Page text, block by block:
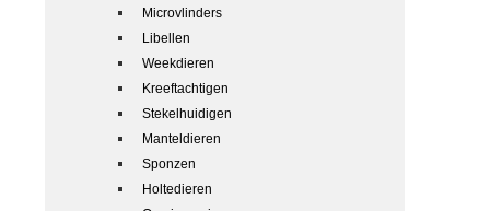
Microvlinders
Libellen
Weekdieren
Kreeftachtigen
Stekelhuidigen
Manteldieren
Sponzen
Holtedieren